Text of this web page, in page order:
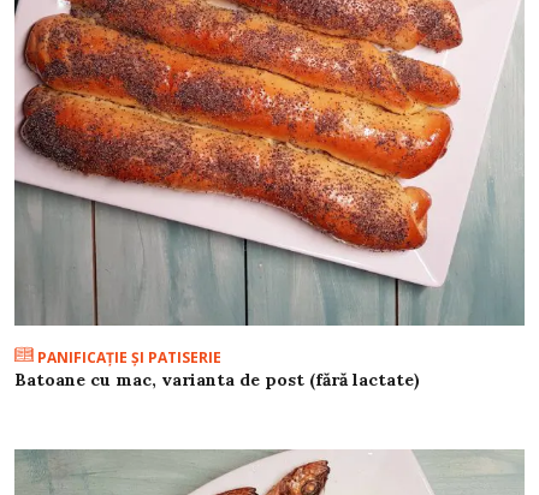
PANIFICAŢIE ŞI PATISERIE
Batoane cu mac, varianta de post (fără lactate)